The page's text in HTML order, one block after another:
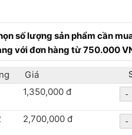
số lượng sản phẩm cần
với đơn hàng từ 750.000
Giá
1,350,000 đ
2,700,000 đ